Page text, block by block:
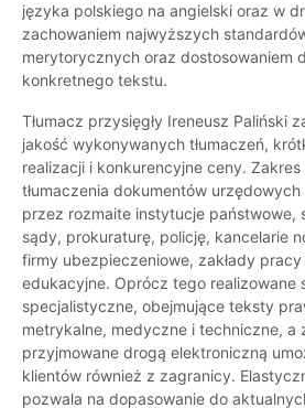
języka polskiego na angielski oraz w
zachowaniem najwyższych
merytorycznych oraz dostosowaniem
konkretnego tekstu.
Tłumacz przysięgły Ireneusz Paliński
jakość wykonywanych tłumaczeń,
realizacji i konkurencyjne ceny. Zakres
tłumaczenia dokumentów
przez rozmaite instytucje państwowe,
sądy, prokuraturę, policję, kancelarie
firmy ubezpieczeniowe, zakłady
edukacyjne. Oprócz tego realizowane
specjalistyczne, obejmujące teksty
metrykalne, medyczne i techniczne, a
przyjmowane drogą elektroniczną
klientów również z zagranicy.
pozwala na dopasowanie do